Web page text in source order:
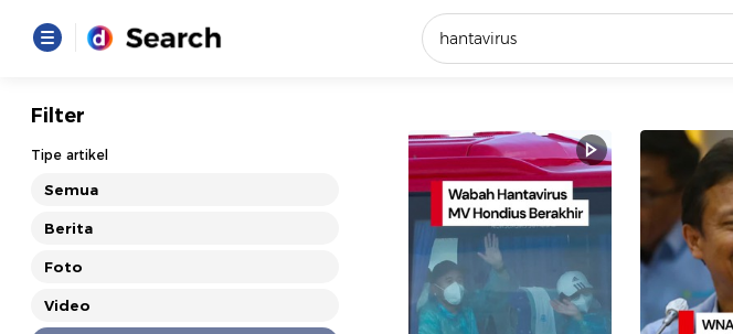
Loading...
Promoted
Terakhir yang dicari
Loading...
Filter
Tipe artikel
Semua
Berita
Foto
Video